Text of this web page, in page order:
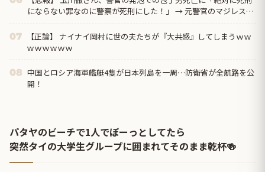
にならない罪なのに警察が死刑にした！」 → 元警官のマジレスが
07
【正論】 ナイナイ岡村に世の夫たちが『大共感』してしまうｗｗ
ｗｗｗｗｗｗ
08 中国とロシア海軍艦艇4隻が日本列島を一周…防衛省が全航路を公
開！
パタヤのビーチで1人でぼーっとしてたら
突然タイの大学生グループに囲まれてそのまま乾杯🍻